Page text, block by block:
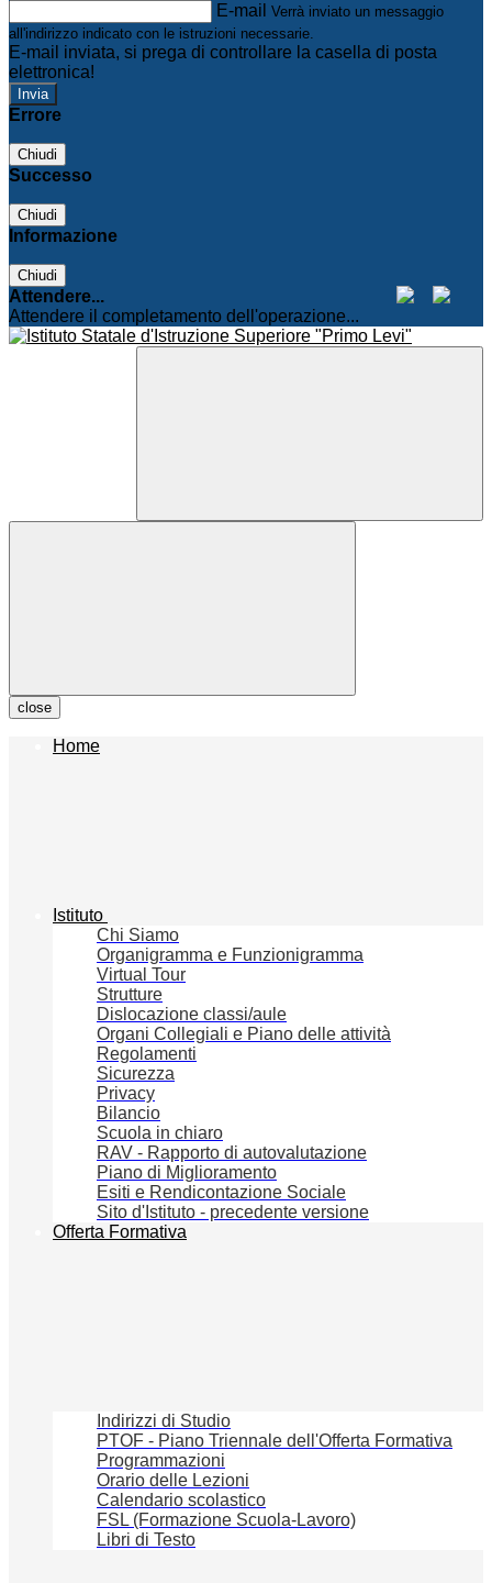
E-mail Verrà inviato un messaggio
all'indirizzo indicato con le istruzioni necessarie.
E-mail inviata, si prega di controllare la casella di posta
elettronica!
Errore
Chiudi
Successo
Chiudi
Informazione
Chiudi
Attendere...
Attendere il completamento dell'operazione...
close
Home
Istituto
Chi Siamo
Organigramma e Funzionigramma
Virtual Tour
Strutture
Dislocazione classi/aule
Organi Collegiali e Piano delle attività
Regolamenti
Sicurezza
Privacy
Bilancio
Scuola in chiaro
RAV - Rapporto di autovalutazione
Piano di Miglioramento
Esiti e Rendicontazione Sociale
Sito d'Istituto - precedente versione
Offerta Formativa
Indirizzi di Studio
PTOF - Piano Triennale dell'Offerta Formativa
Programmazioni
Orario delle Lezioni
Calendario scolastico
FSL (Formazione Scuola-Lavoro)
Libri di Testo